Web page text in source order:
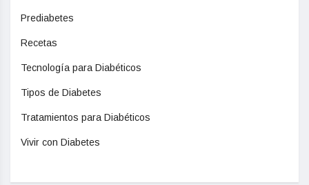
Prediabetes
Recetas
Tecnología para Diabéticos
Tipos de Diabetes
Tratamientos para Diabéticos
Vivir con Diabetes